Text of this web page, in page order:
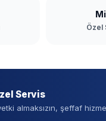
Özel
Servis
almaksızın, şeffaf